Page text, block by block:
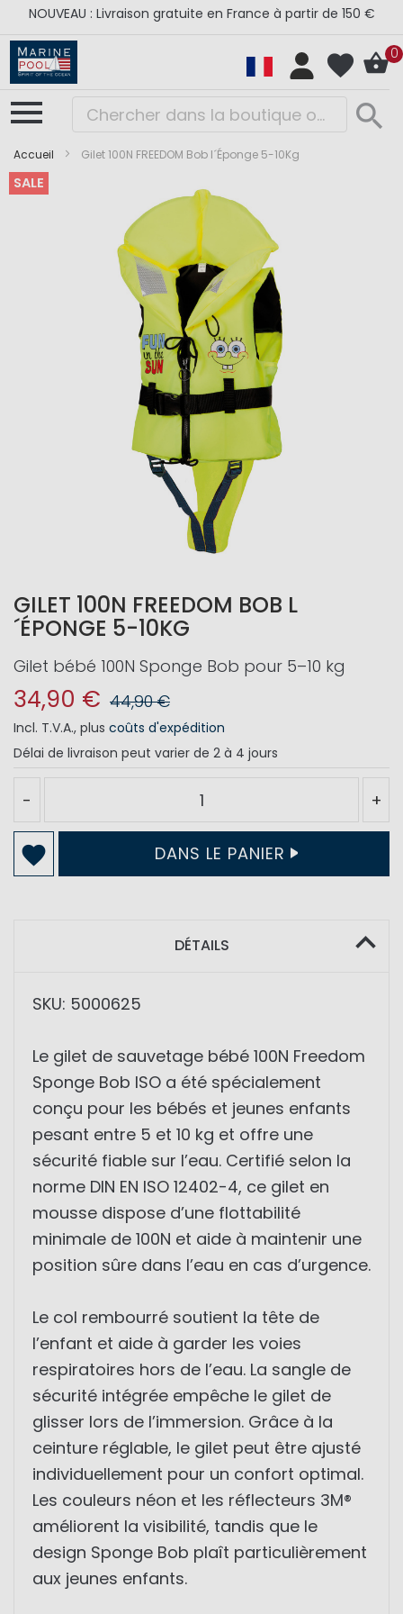
NOUVEAU : Livraison gratuite en France à partir de 150 €
0
Accueil Gilet 100N FREEDOM Bob l´Éponge 5-10Kg
SALE
Skip
Skip
GILET 100N FREEDOM BOB L
´ÉPONGE 5-10KG
Gilet bébé 100N Sponge Bob pour 5–10 kg
34,90 € 44,90 €
Incl. T.V.A., plus coûts d'expédition
Délai de livraison peut varier de 2 à 4 jours
- +
DANS LE PANIER
DÉTAILS
SKU: 5000625
Le gilet de sauvetage bébé 100N Freedom
Sponge Bob ISO a été spécialement
conçu pour les bébés et jeunes enfants
pesant entre 5 et 10 kg et offre une
sécurité fiable sur l’eau. Certifié selon la
norme DIN EN ISO 12402-4, ce gilet en
mousse dispose d’une flottabilité
minimale de 100N et aide à maintenir une
position sûre dans l’eau en cas d’urgence.
Le col rembourré soutient la tête de
l’enfant et aide à garder les voies
respiratoires hors de l’eau. La sangle de
sécurité intégrée empêche le gilet de
glisser lors de l’immersion. Grâce à la
ceinture réglable, le gilet peut être ajusté
individuellement pour un confort optimal.
Les couleurs néon et les réflecteurs 3M®
améliorent la visibilité, tandis que le
design Sponge Bob plaît particulièrement
aux jeunes enfants.